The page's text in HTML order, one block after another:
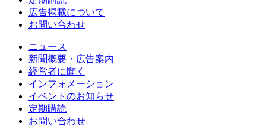
広告掲載について
お問い合わせ
ニュース
新聞概要・広告案内
経営者に聞く
インフォメーション
イベントのお知らせ
定期購読
お問い合わせ